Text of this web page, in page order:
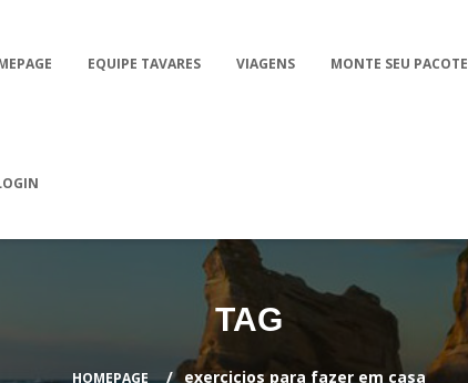
EQUIPE TAVARES VIAGENS MONTE SEU PACOTE
TAG
HOMEPAGE exercicios para fazer em casa